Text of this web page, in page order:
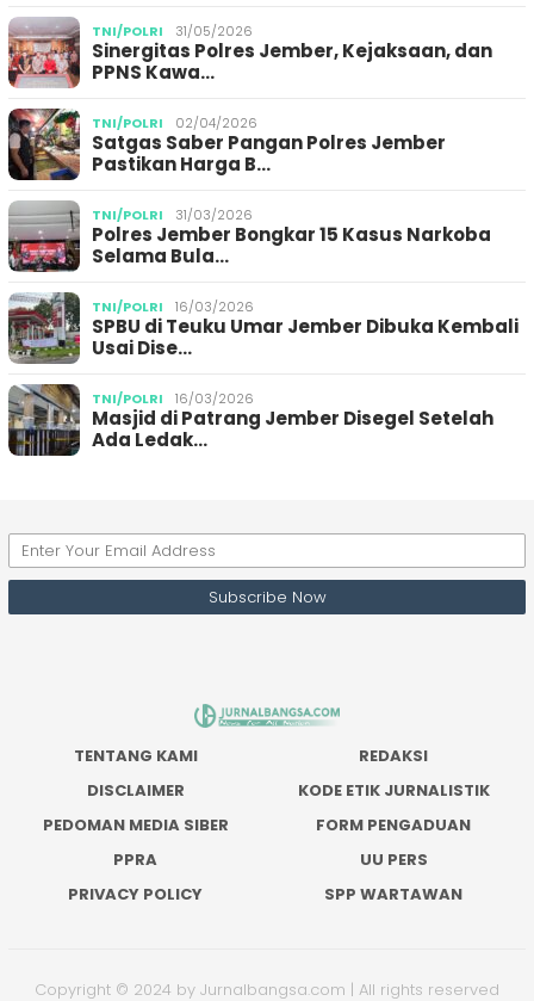
TNI/POLRI 31/05/2026
Sinergitas Polres Jember, Kejaksaan, dan
PPNS Kawa…
TNI/POLRI 02/04/2026
Satgas Saber Pangan Polres Jember
Pastikan Harga B…
TNI/POLRI 31/03/2026
Polres Jember Bongkar 15 Kasus Narkoba
Selama Bula…
TNI/POLRI 16/03/2026
SPBU di Teuku Umar Jember Dibuka Kembali
Usai Dise…
TNI/POLRI 16/03/2026
Masjid di Patrang Jember Disegel Setelah
Ada Ledak…
TENTANG KAMI
REDAKSI
DISCLAIMER
KODE ETIK JURNALISTIK
PEDOMAN MEDIA SIBER
FORM PENGADUAN
PPRA
UU PERS
PRIVACY POLICY
SPP WARTAWAN
Copyright © 2024 by Jurnalbangsa.com | All rights reserved